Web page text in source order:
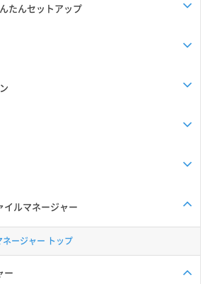
たんセットアップ
イルマネージャー
ージャー トップ
ー